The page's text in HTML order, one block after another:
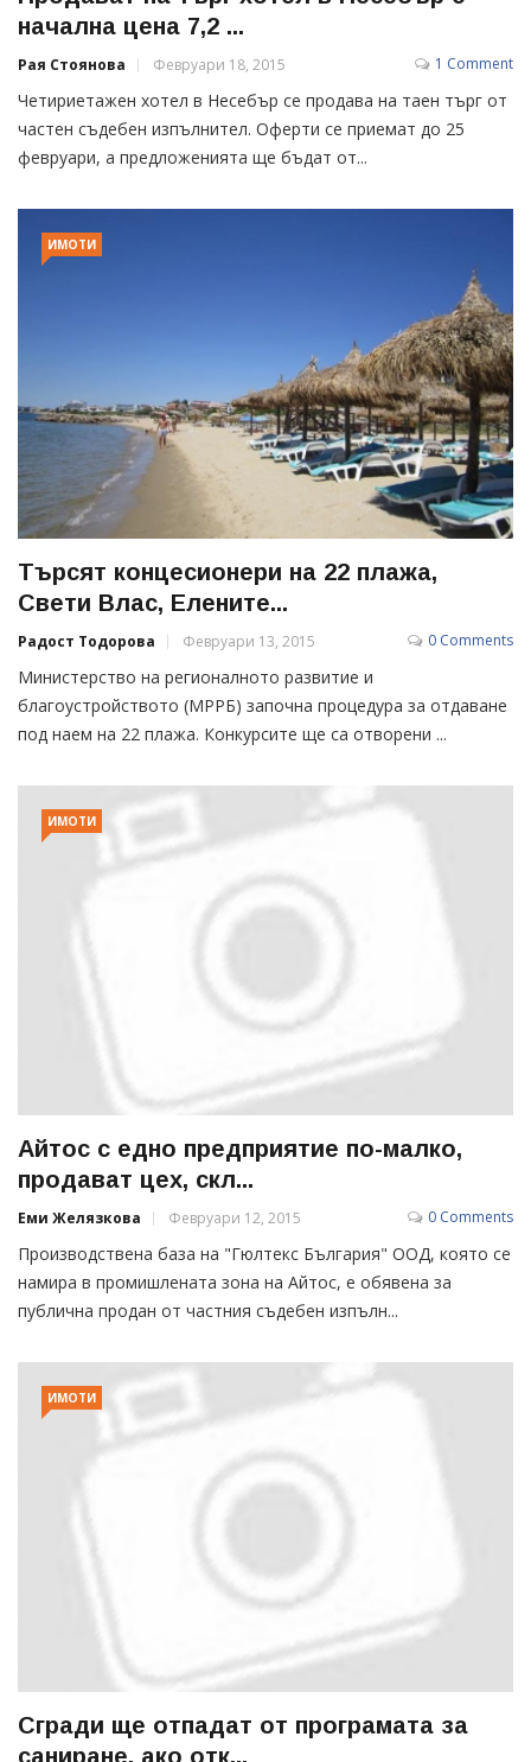
начална цена 7,2 ...
Рая Стоянова Февруари 18, 2015 1 Comment
Четириетажен хотел в Несебър се продава на таен търг от
частен съдебен изпълнител. Оферти се приемат до 25
февруари, а предложенията ще бъдат от...
ИМОТИ
Търсят концесионери на 22 плажа,
Свети Влас, Елените...
Радост Тодорова Февруари 13, 2015 0 Comments
Министерство на регионалното развитие и
благоустройството (МРРБ) започна процедура за отдаване
под наем на 22 плажа. Конкурсите ще са отворени ...
ИМОТИ
Айтос с едно предприятие по-малко,
продават цех, скл...
Еми Желязкова Февруари 12, 2015 0 Comments
Производствена база на "Гюлтекс България" ООД, която се
намира в промишлената зона на Айтос, е обявена за
публична продан от частния съдебен изпълн...
ИМОТИ
Сгради ще отпадат от програмата за
саниране, ако отк...